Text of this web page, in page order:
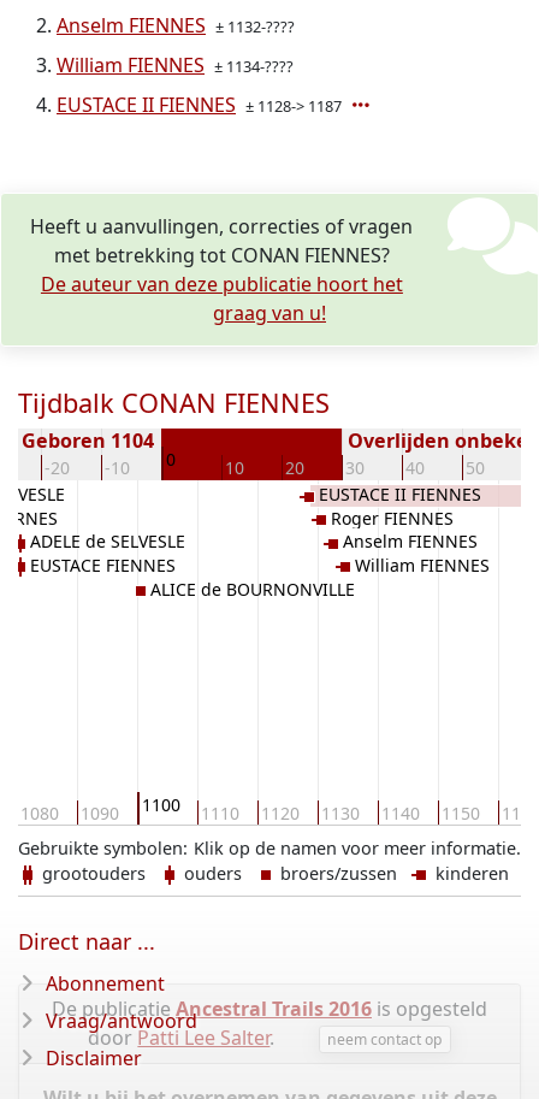
Anselm FIENNES ± 1132-????
William FIENNES ± 1134-????
EUSTACE II FIENNES ± 1128-> 1187
Heeft u aanvullingen, correcties of vragen
met betrekking tot CONAN FIENNES?
De auteur van deze publicatie hoort het
graag van u!
Tijdbalk CONAN FIENNES
-20 -10 0 10 20 30 40 50
Geboren 1104 Overlijden
1080 1090 1100 1110 1120 1130 1140 1150 1160
ADELE de SELVESLE
EUSTACE FIENNES
ALICE de BOURNONVILLE
EUSTACE II FIENNES
Roger FIENNES
Anselm FIENNES
William FIENNES
Klik op de namen voor meer informatie.
Gebruikte symbolen:
grootouders
ouders broers/zussen kinderen
De publicatie Ancestral Trails 2016 is opgesteld
door Patti Lee Salter. neem contact op
Direct naar ...
Abonnement
Vraag/antwoord
Disclaimer